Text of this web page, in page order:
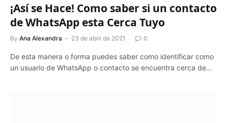
¡Así se Hace! Como saber si un contacto
de WhatsApp esta Cerca Tuyo
By Ana Alexandra 23 de abril de 2021 0
De esta manera o forma puedes saber como identificar como
un usuario de WhatsApp o contacto se encuentra cerca de…